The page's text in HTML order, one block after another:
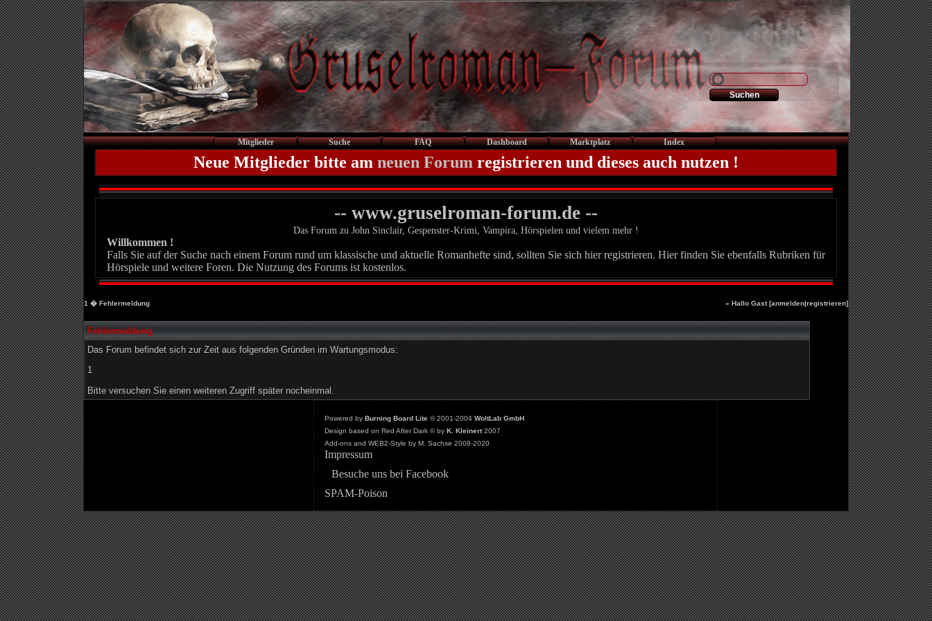
Mitglieder Suche FAQ Dashboard Marktplatz Index
Neue Mitglieder bitte am neuen Forum registrieren und dieses auch nutzen !
-- www.gruselroman-forum.de --
Das Forum zu John Sinclair, Gespenster-Krimi, Vampira, Hörspielen und vielem mehr !
Willkommen !
Falls Sie auf der Suche nach einem Forum rund um klassische und aktuelle Romanhefte sind, sollten Sie sich hier registrieren. Hier finden Sie ebenfalls Rubriken für
Hörspiele und weitere Foren. Die Nutzung des Forums ist kostenlos.
1 � Fehlermeldung » Hallo Gast [anmelden|registrieren]
Fehlermeldung
Das Forum befindet sich zur Zeit aus folgenden Gründen im Wartungsmodus:
1
Bitte versuchen Sie einen weiteren Zugriff später nocheinmal.
Powered by Burning Board Lite© 2001-2004 WoltLab GmbH
Design based on Red After Dark © by K. Kleinert2007
Add-ons and WEB2-Style by M. Sachse 2008-2020
Impressum
Besuche uns bei Facebook
SPAM-Poison